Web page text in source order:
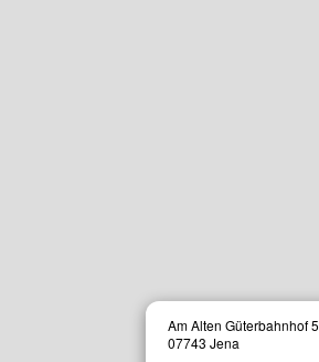
Am Alten Güterbahnhof 5
07743 Jena